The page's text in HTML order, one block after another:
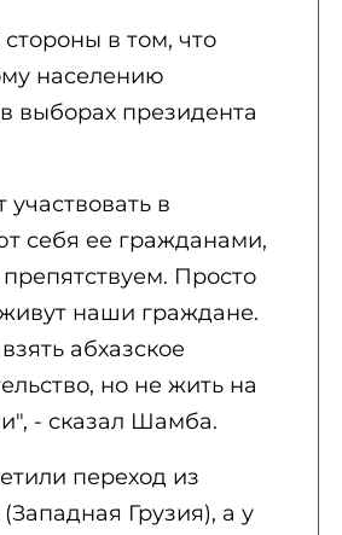
в том, что
населению
выборах президента
в
себя ее гражданами,
Просто
наши граждане.
абхазское
но не жить на
- сказал Шамба.
переход из
Грузия), а у